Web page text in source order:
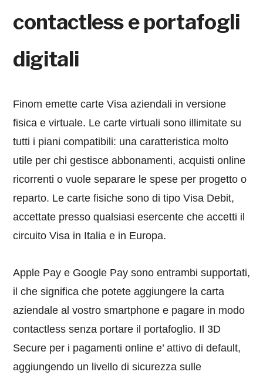
contactless e portafogli
digitali
Finom emette carte Visa aziendali in versione
fisica e virtuale. Le carte virtuali sono illimitate su
tutti i piani compatibili: una caratteristica molto
utile per chi gestisce abbonamenti, acquisti online
ricorrenti o vuole separare le spese per progetto o
reparto. Le carte fisiche sono di tipo Visa Debit,
accettate presso qualsiasi esercente che accetti il
circuito Visa in Italia e in Europa.
Apple Pay e Google Pay sono entrambi supportati,
il che significa che potete aggiungere la carta
aziendale al vostro smartphone e pagare in modo
contactless senza portare il portafoglio. Il 3D
Secure per i pagamenti online e’ attivo di default,
aggiungendo un livello di sicurezza sulle